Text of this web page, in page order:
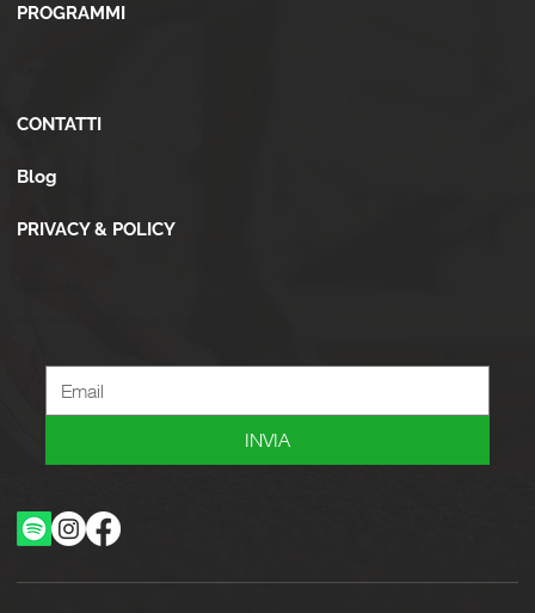
PROGRAMMI
CONTATTI
Blog
PRIVACY & POLICY
INVIA